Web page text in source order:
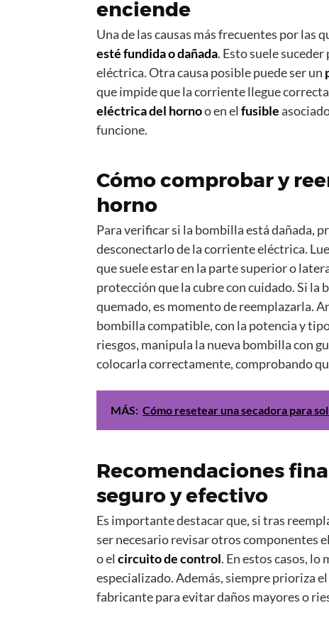
enciende
Una de las causas más frecuentes por las
esté fundida o dañada. Esto suele
eléctrica. Otra causa posible puede ser un
que impide que la corriente llegue
eléctrica del hornoo en el fusible
funcione.
Cómo comprobar y
horno
Para verificar si la bombilla está dañada,
desconectarlo de la corriente eléctrica.
que suele estar en la parte superior o
protección que la cubre con cuidado. Si
quemado, es momento de reemplazarla.
bombilla compatible, con la potencia y
riesgos, manipula la nueva bombilla con
colocarla correctamente, comprobando
MÁS: Cómo resetear una secadora para
Recomendaciones
seguro y efectivo
Es importante destacar que, si tras
ser necesario revisar otros componentes
o el circuito de control. En estos casos, lo
especializado. Además, siempre prioriza
fabricante para evitar daños mayores o